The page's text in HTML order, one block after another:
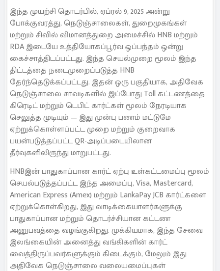
இந்த முயற்சி தொடர்பில், ஏப்ரல் 9, 2025 அன்று
போக்குவரத்து, நெடுஞ்சாலைகள், துறைமுகங்கள்
மற்றும் சிவில் விமானத்துறை அமைச்சில் HNB மற்றும்
RDA இடையே உத்தியோகப்பூர்வ ஒப்பந்தம் ஒன்று
கைச்சாத்திடப்பட்டது. இந்த செயல்முறை மூலம் இந்த
திட்டத்தை நடைமுறைப்படுத்த HNB
தேர்ந்தெடுக்கப்பட்டது. இதன் ஒரு பகுதியாக, அதிவேக
நெடுஞ்சாலை சாவடிகளில் இப்போது Toll கட்டணத்தை
கிரெடிட் மற்றும் டெபிட் கார்ட்கள் மூலம் நேரடியாக
செலுத்த முடியும் — இது முன்பு பணம் மட்டுமே
ஏற்றுக்கொள்ளப்பட்ட முறை மற்றும் குறைவாக
பயன்படுத்தப்பட்ட QR-அடிப்படையிலான
தீர்வுகளிலிருந்து மாறுபட்டது.
HNBஇன் பாதுகாப்பான கார்ட் ஏற்பு உள்கட்டமைப்பு மூலம்
செயல்படுத்தப்பட்ட இந்த அமைப்பு, Visa, Mastercard,
American Express (Amex) மற்றும் LankaPay JCB கார்ட்களை
ஏற்றுக்கொள்கிறது, இது வாடிக்கையாளர்களுக்கு
பாதுகாப்பான மற்றும் தொடர்ச்சியான கட்டண
அனுபவத்தை வழங்குகிறது. முக்கியமாக, இந்த சேவை
இலங்கையின் அனைத்து வங்கிகளின் கார்ட்
வைத்திருப்பவர்களுக்கும் கிடைக்கும், மேலும் இது
அதிவேக நெடுஞ்சாலை வலையமைப்புகள்